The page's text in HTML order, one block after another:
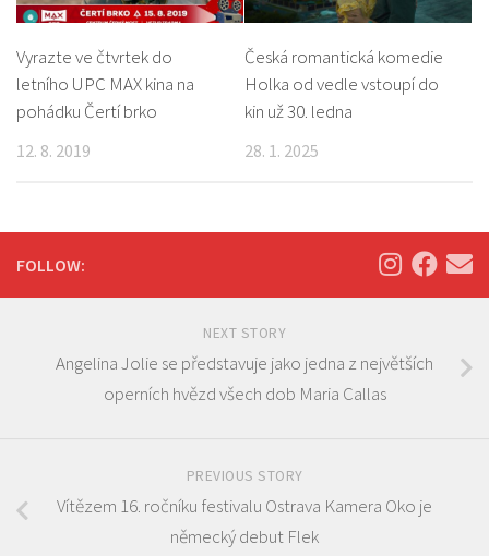
Vyrazte ve čtvrtek do
letního UPC MAX kina na
pohádku Čertí brko
12. 8. 2019
Česká romantická komedie
Holka od vedle vstoupí do
kin už 30. ledna
28. 1. 2025
FOLLOW:
NEXT STORY
Angelina Jolie se představuje jako jedna z největších
operních hvězd všech dob Maria Callas
PREVIOUS STORY
Vítězem 16. ročníku festivalu Ostrava Kamera Oko je
německý debut Flek